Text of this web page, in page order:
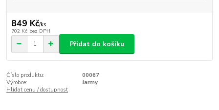
849 Kč/ks
702 Kč bez DPH
Přidat do košíku
Číslo produktu:
00067
Výrobce:
Jarmy
Hlídat cenu / dostupnost